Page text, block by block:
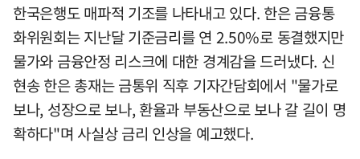
한국은행도 매파적 기조를 나타내고 있다. 한은 금융통
화위원회는 지난달 기준금리를 연 2.50%로 동결했지만
물가와 금융안정 리스크에 대한 경계감을 드러냈다. 신
현송 한은 총재는 금통위 직후 기자간담회에서 "물가로
보나, 성장으로 보나, 환율과 부동산으로 보나 갈 길이 명
확하다"며 사실상 금리 인상을 예고했다.